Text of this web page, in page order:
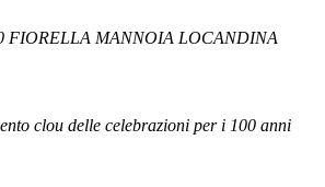
clou delle celebrazioni per i 100 anni